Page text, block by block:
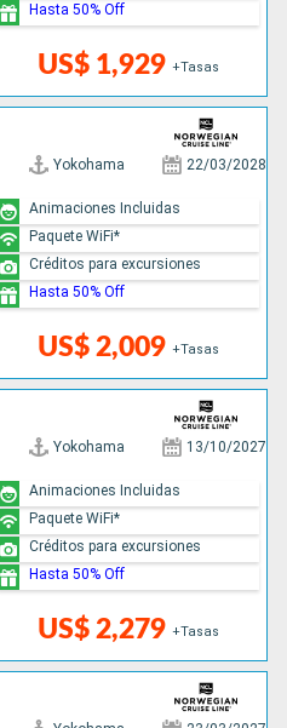
US$ 1,929 +Tasas
Hasta 50% Off
Yokohama 22/03/2028
US$ 2,009 +Tasas
Animaciones Incluidas
Paquete WiFi*
Créditos para excursiones
Hasta 50% Off
Yokohama 13/10/2027
US$ 2,279 +Tasas
Animaciones Incluidas
Paquete WiFi*
Créditos para excursiones
Hasta 50% Off